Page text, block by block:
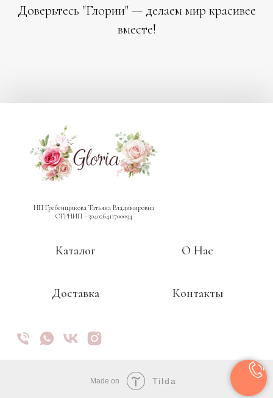
Доверьтесь "Глории" — делаем мир красивее
вместе!
ИП Гребенщикова Татьяна Владимировна
ОГРНИП - 304026411700094
Каталог О Нас
Доставка Контакты
Made on Tilda